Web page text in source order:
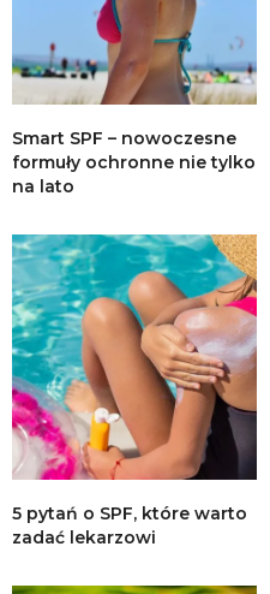
Smart SPF – nowoczesne
formuły ochronne nie tylko
na lato
5 pytań o SPF, które warto
zadać lekarzowi